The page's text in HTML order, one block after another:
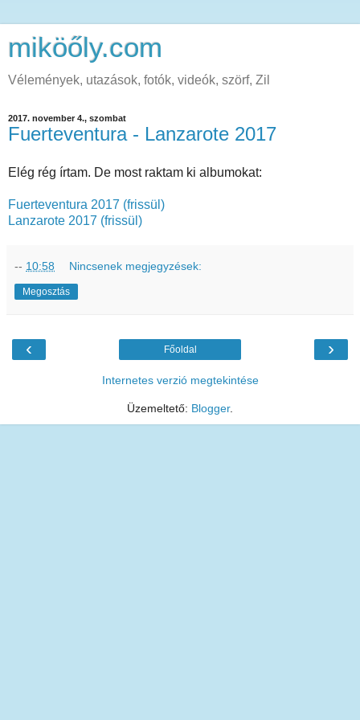
miköőly.com
Vélemények, utazások, fotók, videók, szörf, Zil
2017. november 4., szombat
Fuerteventura - Lanzarote 2017
Elég rég írtam. De most raktam ki albumokat:
Fuerteventura 2017 (frissül)
Lanzarote 2017 (frissül)
-- 10:58 Nincsenek megjegyzések:
Megosztás
‹ ›
Főoldal
Internetes verzió megtekintése
Üzemeltető: Blogger.